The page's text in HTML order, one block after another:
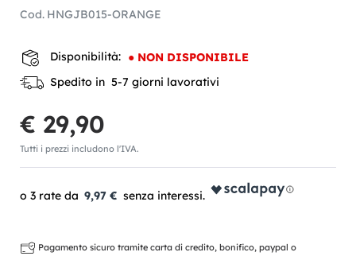
Cod. HNGJB015-ORANGE
Disponibilità: ● NON DISPONIBILE
Spedito in 5-7 giorni lavorativi
€ 29,90
Tutti i prezzi includono l'IVA.
9,97 €
Pagamento sicuro tramite carta di credito, bonifico, paypal o